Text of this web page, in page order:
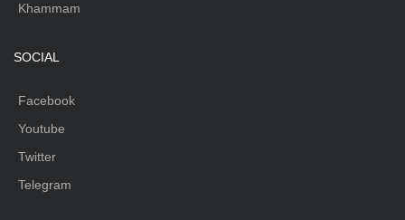
Khammam
SOCIAL
Facebook
Youtube
Twitter
Telegram